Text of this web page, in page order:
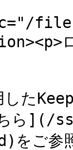
た
ちら
ご参